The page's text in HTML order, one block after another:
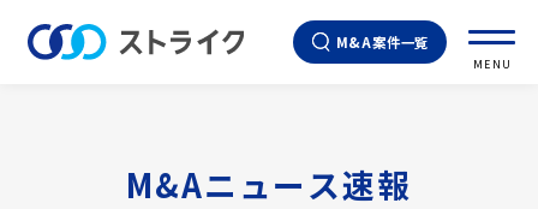
M&A案件一覧
MENU
M&Aニュース速報